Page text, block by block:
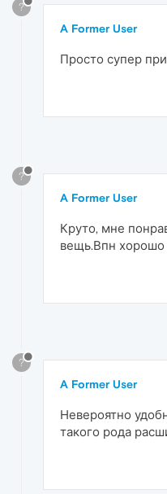
?
A Former User
Просто супер
?
A Former User
Круто, мне
вещь.Впн хорошо
?
A Former User
Невероятно
такого рода